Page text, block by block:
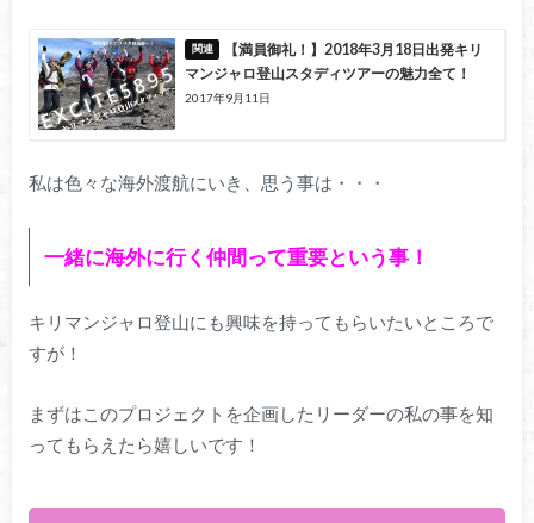
【満員御礼！】2018年3月18日出発キリ
マンジャロ登山スタディツアーの魅力全て！
2017年9月11日
私は色々な海外渡航にいき、思う事は・・・
一緒に海外に行く仲間って重要という事！
キリマンジャロ登山にも興味を持ってもらいたいところで
すが！
まずはこのプロジェクトを企画したリーダーの私の事を知
ってもらえたら嬉しいです！